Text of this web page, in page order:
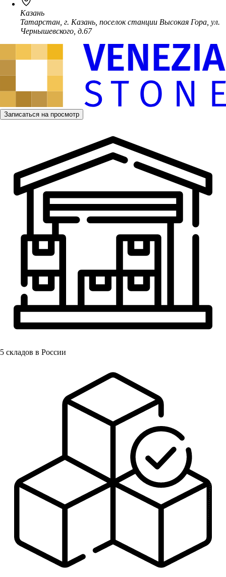
Казань
Татарстан, г. Казань, поселок станции Высокая Гора, ул.
Чернышевского, д.67
Записаться на просмотр
5 складов в России